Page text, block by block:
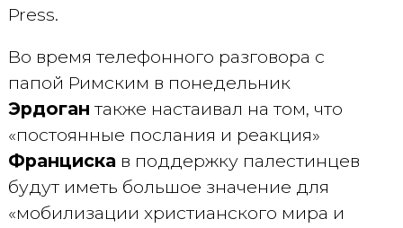
Press.
Во время телефонного разговора с
папой Римским в понедельник
Эрдоган также настаивал на том, что
«постоянные послания и реакция»
Францискав поддержку палестинцев
будут иметь большое значение для
«мобилизации христианского мира и